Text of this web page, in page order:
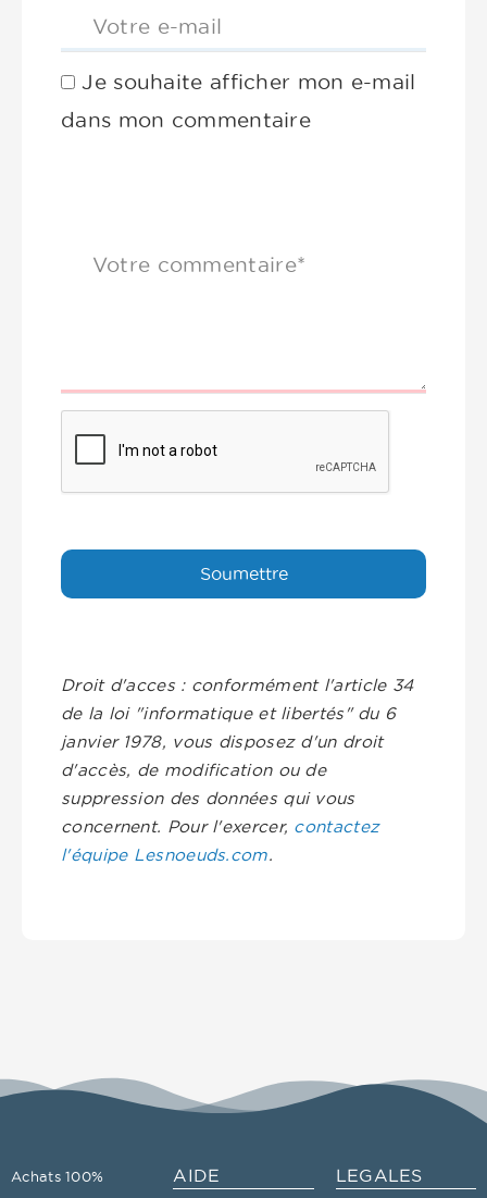
Votre e-mail
Je souhaite afficher mon e-mail
dans mon commentaire
Votre commentaire*
Droit d'acces : conformément l'article 34
de la loi "informatique et libertés" du 6
janvier 1978, vous disposez d'un droit
d'accès, de modification ou de
suppression des données qui vous
concernent. Pour l'exercer, contactez
l'équipe Lesnoeuds.com.
Achats 100%
AIDE LEGALES